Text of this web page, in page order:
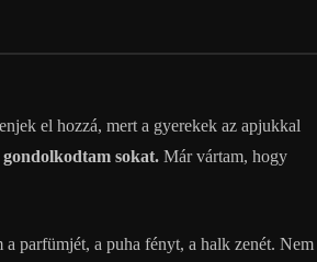
el hozzá, mert a gyerekek az apjukkal
gondolkodtam sokat. Már vártam, hogy
a parfümjét, a puha fényt, a halk zenét. Nem